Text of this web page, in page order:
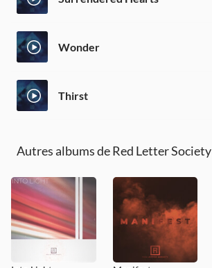
Wonder
Thirst
Autres albums de Red Letter Society